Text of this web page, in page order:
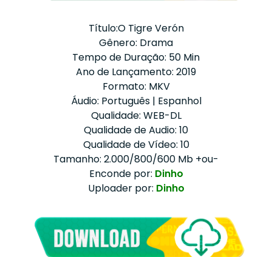
Título:O Tigre Verón
Gênero: Drama
Tempo de Duração: 50 Min
Ano de Lançamento: 2019
Formato: MKV
Áudio: Português | Espanhol
Qualidade: WEB-DL
Qualidade de Audio: 10
Qualidade de Vídeo: 10
Tamanho: 2.000/800/600 Mb +ou-
Enconde por: Dinho
Uploader por: Dinho